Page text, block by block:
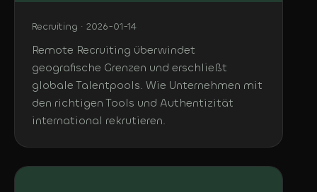
Recruiting · 2026-01-14
Remote Recruiting überwindet
geografische Grenzen und erschließt
globale Talentpools. Wie Unternehmen mit
den richtigen Tools und Authentizität
international rekrutieren.